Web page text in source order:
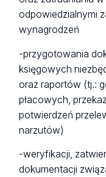
odpowiedzialnymi
wynagrodzeń
-przygotowania
księgowych
oraz raportów (tj.:
płacowych,
potwierdzeń
narzutów)
-weryfikacji,
dokumentacji